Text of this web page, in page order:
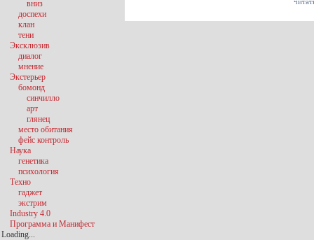
вниз
доспехи
клан
тени
Эксклюзив
диалог
мнение
Экстерьер
бомонд
синчилло
арт
глянец
место обитания
фейс контроль
Наука
генетика
психология
Техно
гаджет
экстрим
Industry 4.0
Программа и Манифест
Loading...